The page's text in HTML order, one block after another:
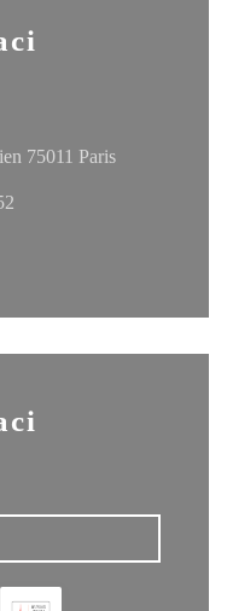
75011 Paris((apre una
((apre una nuova